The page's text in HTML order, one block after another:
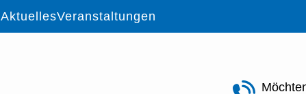
AktuellesVeranstaltungen